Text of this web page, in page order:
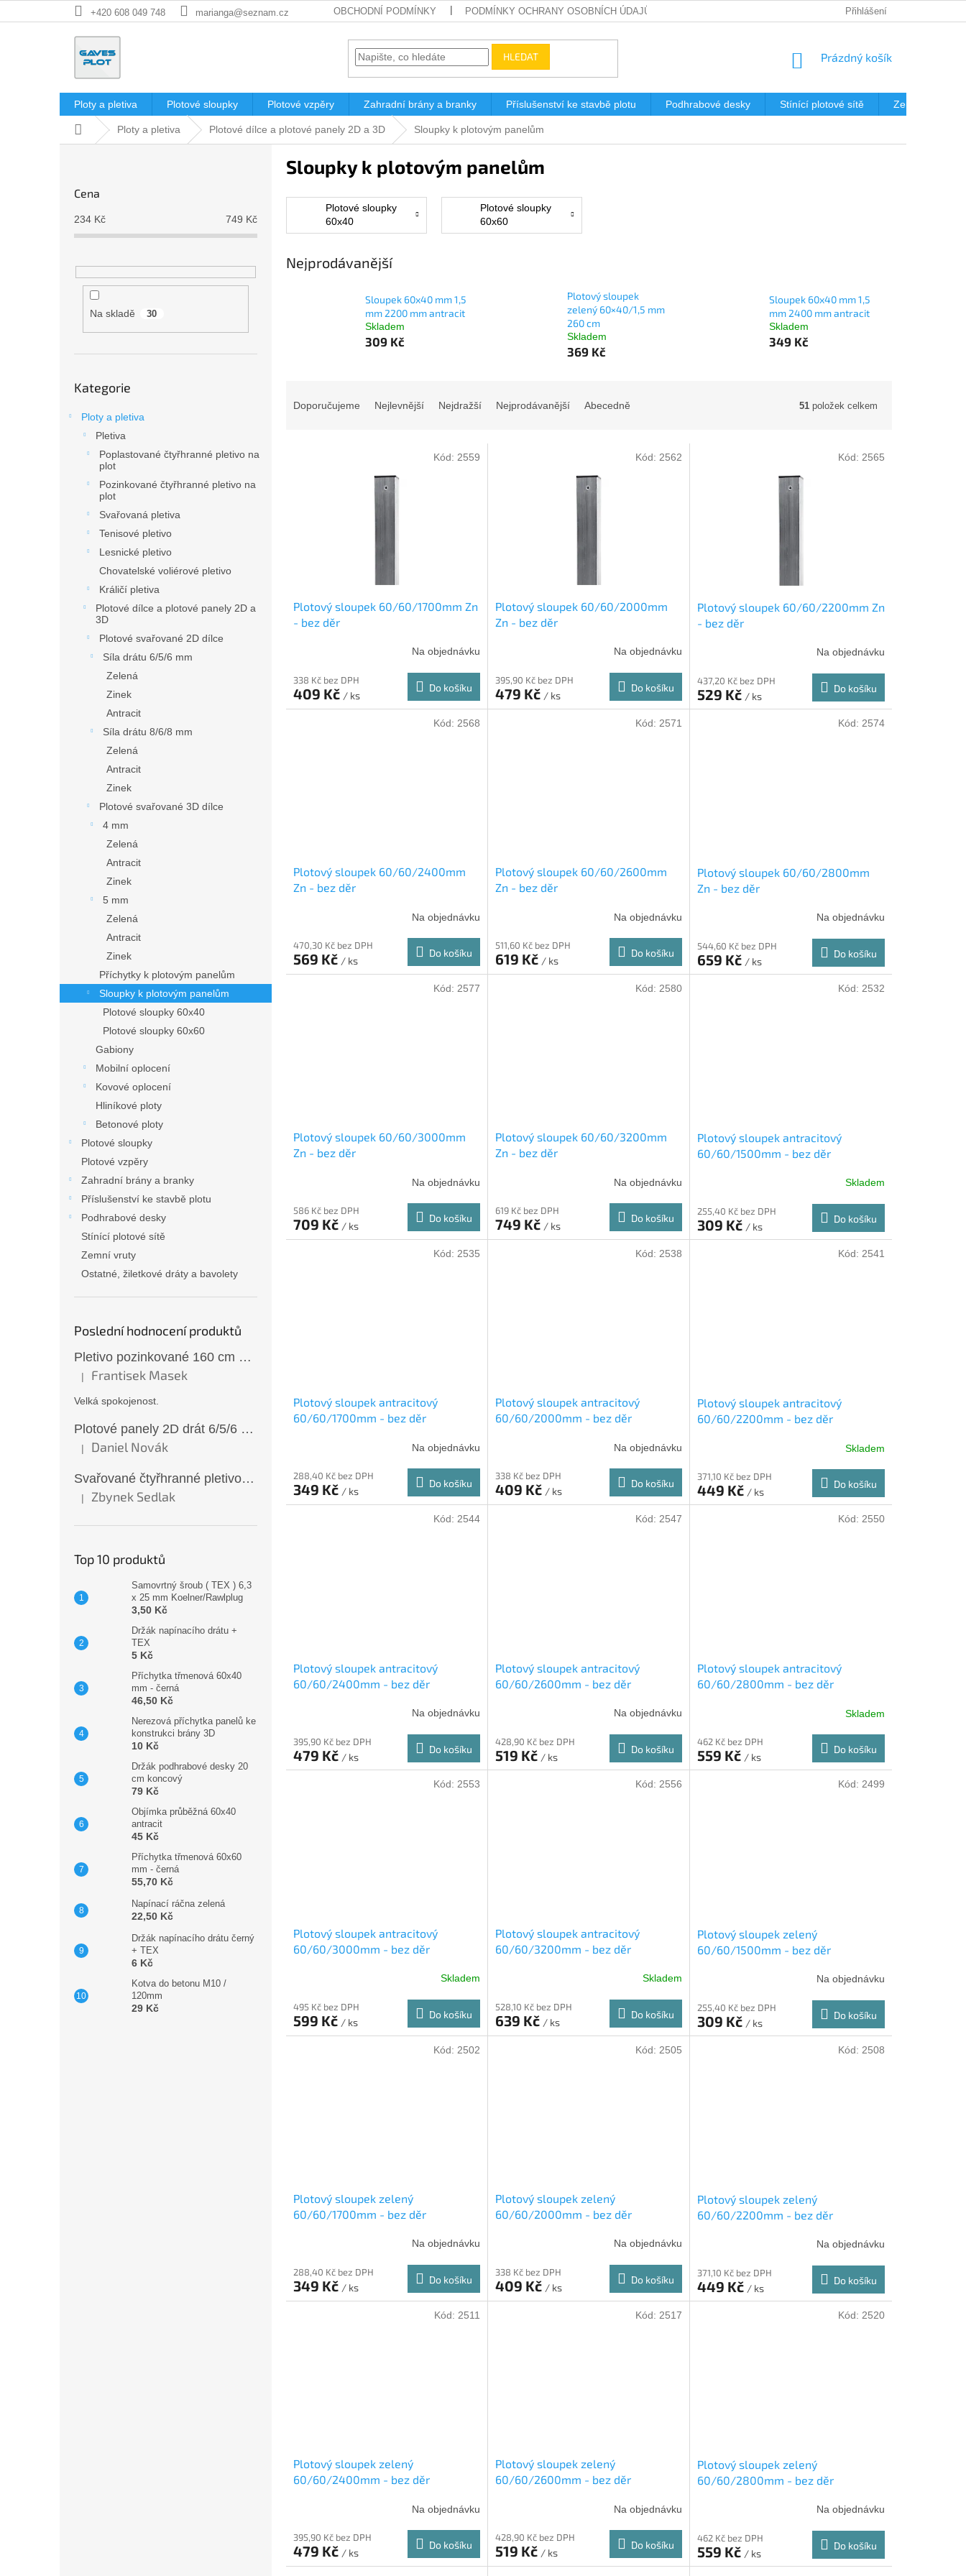
na
+420 608 049 748 marianga@seznam.cz OBCHODNÍ PODMÍNKY PODMÍNKY OCHRANY OSOBNÍCH ÚDAJŮ MONTÁŽ
Přihlášení
HLEDAT
NÁKUPNÍ
Prázdný košík
Ploty a pletiva Plotové sloupky Plotové vzpěry Zahradní brány a branky Příslušenství ke stavbě plotu Podhrabové desky Stínící plotové sítě Zemní vruty
Domů Ploty a pletiva Plotové dílce a plotové panely 2D a 3D Sloupky k plotovým panelům
Cena
234 Kč 749 Kč
Na skladě 30
kategorie
Kategorie
Ploty a pletiva
Pletiva
Poplastované čtyřhranné pletivo na
plot
Pozinkované čtyřhranné pletivo na
plot
Svařovaná pletiva
Tenisové pletivo
Lesnické pletivo
Chovatelské voliérové pletivo
Králičí pletiva
Plotové dílce a plotové panely 2D a
3D
Plotové svařované 2D dílce
Síla drátu 6/5/6 mm
Zelená
Zinek
Antracit
Síla drátu 8/6/8 mm
Zelená
Antracit
Zinek
Plotové svařované 3D dílce
4 mm
Zelená
Antracit
Zinek
5 mm
Zelená
Antracit
Zinek
Příchytky k plotovým panelům
Sloupky k plotovým panelům
Plotové sloupky 60x40
Plotové sloupky 60x60
Gabiony
Mobilní oplocení
Kovové oplocení
Hliníkové ploty
Betonové ploty
Plotové sloupky
Plotové vzpěry
Zahradní brány a branky
Příslušenství ke stavbě plotu
Podhrabové desky
Stínící plotové sítě
Zemní vruty
Ostatné, žiletkové dráty a bavolety
Poslední hodnocení produktů
Pletivo pozinkované 160 cm 50×50/2,5 mm bez zapleteného drátu
Hodnocení produktu je 5 z 5 hvězdiček.
| Frantisek Masek
Velká spokojenost.
Plotové panely 2D drát 6/5/6 mm antracit 163 cm
Hodnocení produktu je 5 z 5 hvězdiček.
| Daniel Novák
Svařované čtyřhranné pletivo ZN oko 6x6 mm Ø 0,65 mm 100 cm
Hodnocení produktu je 5 z 5 hvězdiček.
| Zbynek Sedlak
Top 10 produktů
Samovrtný šroub ( TEX ) 6,3
x 25 mm Koelner/Rawlplug
3,50 Kč
Držák napínacího drátu +
TEX
5 Kč
Příchytka třmenová 60x40
mm - černá
46,50 Kč
Nerezová příchytka panelů ke
konstrukci brány 3D
10 Kč
Držák podhrabové desky 20
cm koncový
79 Kč
Objímka průběžná 60x40
antracit
45 Kč
Příchytka třmenová 60x60
mm - černá
55,70 Kč
Napínací ráčna zelená
22,50 Kč
Držák napínacího drátu černý
+ TEX
6 Kč
Kotva do betonu M10 /
120mm
29 Kč
Sloupky k plotovým panelům
Plotové sloupky
60x40
Plotové sloupky
60x60
Nejprodávanější
Sloupek 60x40 mm 1,5
mm 2200 mm antracit
Skladem
309 Kč
Plotový sloupek
zelený 60×40/1,5 mm
260 cm
Skladem
369 Kč
Sloupek 60x40 mm 1,5
mm 2400 mm antracit
Skladem
349 Kč
Doporučujeme Nejlevnější Nejdražší Nejprodávanější Abecedně 51 položek celkem
Plotový sloupek 60/60/1700mm Zn
- bez děr
Na objednávku
338 Kč bez DPH
409 Kč / ks
Do košíku
Kód: 2559
Plotový sloupek 60/60/2000mm
Zn - bez děr
Na objednávku
395,90 Kč bez DPH
479 Kč / ks
Do košíku
Kód: 2562
Plotový sloupek 60/60/2200mm Zn
- bez děr
Na objednávku
437,20 Kč bez DPH
529 Kč / ks
Do košíku
Kód: 2565
Plotový sloupek 60/60/2400mm
Zn - bez děr
Na objednávku
470,30 Kč bez DPH
569 Kč / ks
Do košíku
Kód: 2568
Plotový sloupek 60/60/2600mm
Zn - bez děr
Na objednávku
511,60 Kč bez DPH
619 Kč / ks
Do košíku
Kód: 2571
Plotový sloupek 60/60/2800mm
Zn - bez děr
Na objednávku
544,60 Kč bez DPH
659 Kč / ks
Do košíku
Kód: 2574
Plotový sloupek 60/60/3000mm
Zn - bez děr
Na objednávku
586 Kč bez DPH
709 Kč / ks
Do košíku
Kód: 2577
Plotový sloupek 60/60/3200mm
Zn - bez děr
Na objednávku
619 Kč bez DPH
749 Kč / ks
Do košíku
Kód: 2580
Plotový sloupek antracitový
60/60/1500mm - bez děr
Skladem
255,40 Kč bez DPH
309 Kč / ks
Do košíku
Kód: 2532
Plotový sloupek antracitový
60/60/1700mm - bez děr
Na objednávku
288,40 Kč bez DPH
349 Kč / ks
Do košíku
Kód: 2535
Plotový sloupek antracitový
60/60/2000mm - bez děr
Na objednávku
338 Kč bez DPH
409 Kč / ks
Do košíku
Kód: 2538
Plotový sloupek antracitový
60/60/2200mm - bez děr
Skladem
371,10 Kč bez DPH
449 Kč / ks
Do košíku
Kód: 2541
Plotový sloupek antracitový
60/60/2400mm - bez děr
Na objednávku
395,90 Kč bez DPH
479 Kč / ks
Do košíku
Kód: 2544
Plotový sloupek antracitový
60/60/2600mm - bez děr
Na objednávku
428,90 Kč bez DPH
519 Kč / ks
Do košíku
Kód: 2547
Plotový sloupek antracitový
60/60/2800mm - bez děr
Skladem
462 Kč bez DPH
559 Kč / ks
Do košíku
Kód: 2550
Plotový sloupek antracitový
60/60/3000mm - bez děr
Skladem
495 Kč bez DPH
599 Kč / ks
Do košíku
Kód: 2553
Plotový sloupek antracitový
60/60/3200mm - bez děr
Skladem
528,10 Kč bez DPH
639 Kč / ks
Do košíku
Kód: 2556
Plotový sloupek zelený
60/60/1500mm - bez děr
Na objednávku
255,40 Kč bez DPH
309 Kč / ks
Do košíku
Kód: 2499
Plotový sloupek zelený
60/60/1700mm - bez děr
Na objednávku
288,40 Kč bez DPH
349 Kč / ks
Do košíku
Kód: 2502
Plotový sloupek zelený
60/60/2000mm - bez děr
Na objednávku
338 Kč bez DPH
409 Kč / ks
Do košíku
Kód: 2505
Plotový sloupek zelený
60/60/2200mm - bez děr
Na objednávku
371,10 Kč bez DPH
449 Kč / ks
Do košíku
Kód: 2508
Plotový sloupek zelený
60/60/2400mm - bez děr
Na objednávku
395,90 Kč bez DPH
479 Kč / ks
Do košíku
Kód: 2511
Plotový sloupek zelený
60/60/2600mm - bez děr
Na objednávku
428,90 Kč bez DPH
519 Kč / ks
Do košíku
Kód: 2517
Plotový sloupek zelený
60/60/2800mm - bez děr
Na objednávku
462 Kč bez DPH
559 Kč / ks
Do košíku
Kód: 2520